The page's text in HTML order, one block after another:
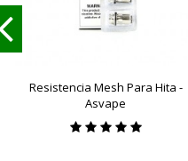
Resistencia Mesh Para Hita -
Asvape